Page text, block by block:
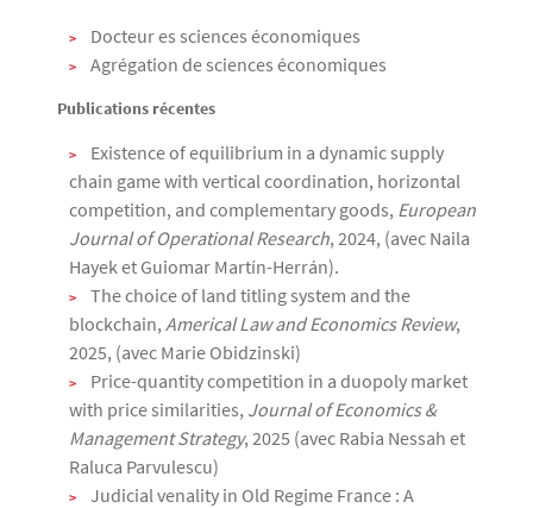
Docteur es sciences économiques
Agrégation de sciences économiques
Publications récentes
Existence of equilibrium in a dynamic supply
chain game with vertical coordination, horizontal
competition, and complementary goods, European
Journal of Operational Research, 2024, (avec Naila
Hayek et Guiomar Martín-Herrán).
The choice of land titling system and the
blockchain, Americal Law and Economics Review,
2025, (avec Marie Obidzinski)
Price-quantity competition in a duopoly market
with price similarities, Journal of Economics &
Management Strategy, 2025 (avec Rabia Nessah et
Raluca Parvulescu)
Judicial venality in Old Regime France : A